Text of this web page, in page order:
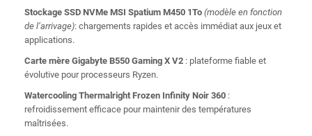
Stockage SSD NVMe MSI Spatium M450 1To (modèle en fonction
de l’arrivage): chargements rapides et accès immédiat aux jeux et
applications.
Carte mère Gigabyte B550 Gaming X V2 : plateforme fiable et
évolutive pour processeurs Ryzen.
Watercooling Thermalright Frozen Infinity Noir 360 :
refroidissement efficace pour maintenir des températures
maîtrisées.